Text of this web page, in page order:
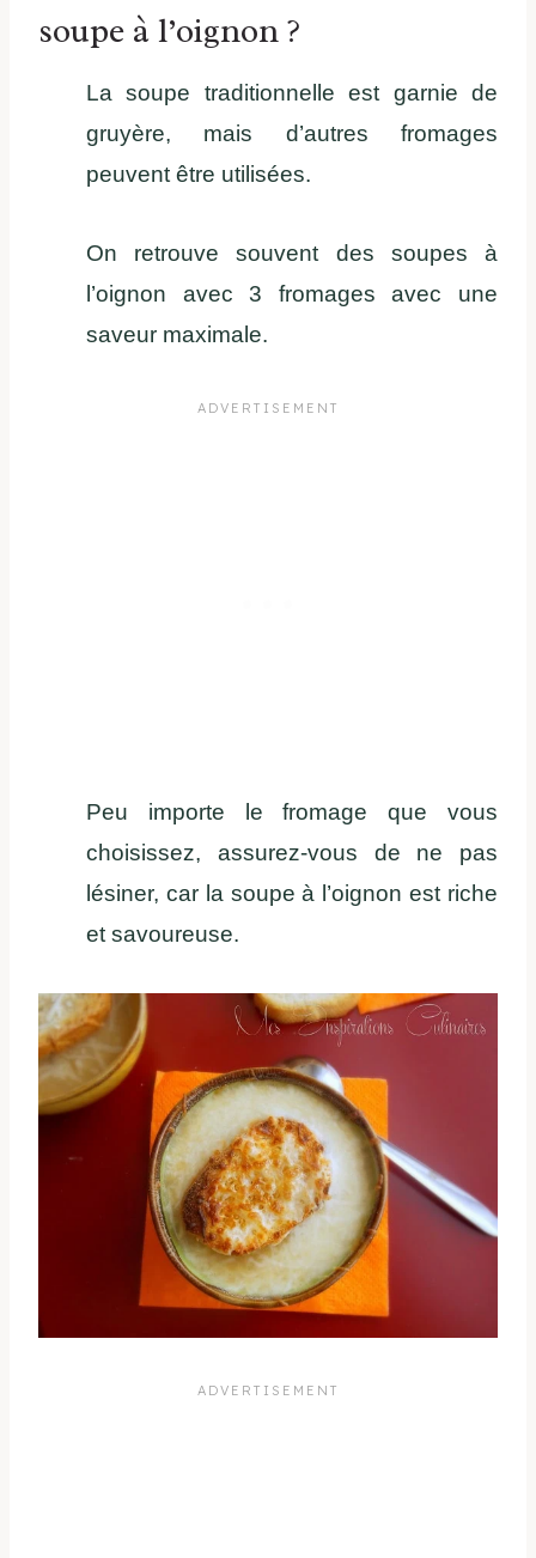
soupe à l’oignon ?
La soupe traditionnelle est garnie de
gruyère, mais d’autres fromages
peuvent être utilisées.
On retrouve souvent des soupes à
l’oignon avec 3 fromages avec une
saveur maximale.
Peu importe le fromage que vous
choisissez, assurez-vous de ne pas
lésiner, car la soupe à l’oignon est riche
et savoureuse.